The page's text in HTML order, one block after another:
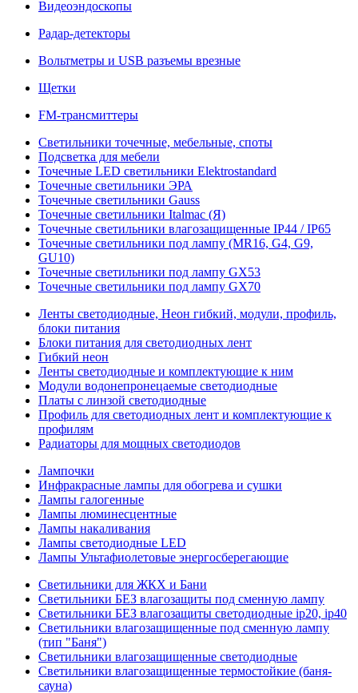
Видеоэндоскопы
Радар-детекторы
Вольтметры и USB разъемы врезные
Щетки
FM-трансмиттеры
Светильники точечные, мебельные, споты
Подсветка для мебели
Точечные LED светильники Elektrostandard
Точечные светильники ЭРА
Точечные светильники Gauss
Точечные светильники Italmac (Я)
Точечные светильники влагозащищенные IP44 / IP65
Точечные светильники под лампу (MR16, G4, G9,
GU10)
Точечные светильники под лампу GX53
Точечные светильники под лампу GX70
Ленты светодиодные, Неон гибкий, модули, профиль,
блоки питания
Блоки питания для светодиодных лент
Гибкий неон
Ленты светодиодные и комплектующие к ним
Модули водонепронецаемые светодиодные
Платы с линзой светодиодные
Профиль для светодиодных лент и комплектующие к
профилям
Радиаторы для мощных светодиодов
Лампочки
Инфракрасные лампы для обогрева и сушки
Лампы галогенные
Лампы люминесцентные
Лампы накаливания
Лампы светодиодные LED
Лампы Ультафиолетовые энергосберегающие
Светильники для ЖКХ и Бани
Светильники БЕЗ влагозащиты под сменную лампу
Светильники БЕЗ влагозащиты светодиодные ip20, ip40
Светильники влагозащищенные под сменную лампу
(тип "Баня")
Светильники влагозащищенные светодиодные
Светильники влагозащищенные термостойкие (баня-
сауна)